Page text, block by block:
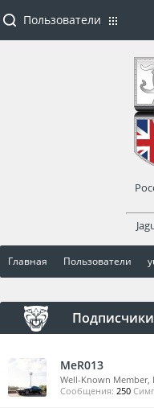
Главная Пользователи
MeR013
Well-Known Member,
Сообщения: 250
Пользователи